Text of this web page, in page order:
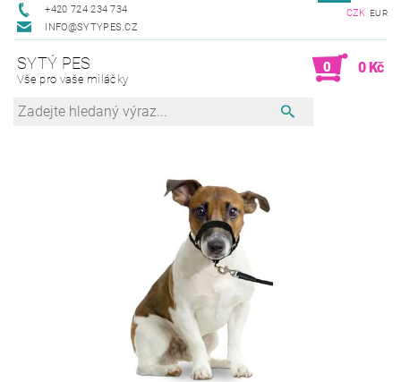
+420 724 234 734
INFO@SYTYPES.CZ
CZK EUR
SYTÝ PES
Vše pro vaše miláčky
0 0 Kč